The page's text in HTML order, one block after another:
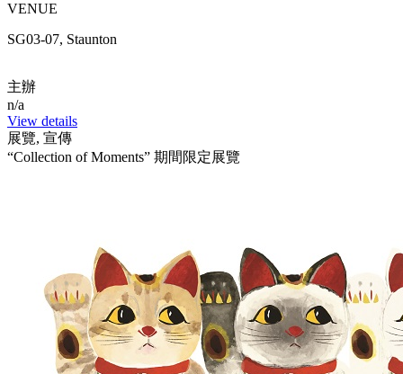
VENUE
SG03-07, Staunton
主辦
n/a
View details
展覽, 宣傳
“Collection of Moments” 期間限定展覽